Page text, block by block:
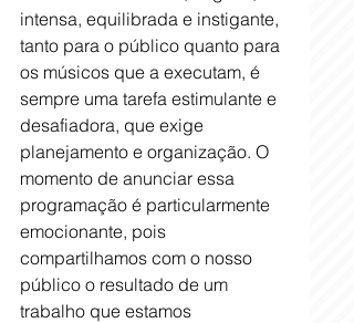
intensa, equilibrada e instigante,
tanto para o público quanto para
os músicos que a executam, é
sempre uma tarefa estimulante e
desafiadora, que exige
planejamento e organização. O
momento de anunciar essa
programação é particularmente
emocionante, pois
compartilhamos com o nosso
público o resultado de um
trabalho que estamos